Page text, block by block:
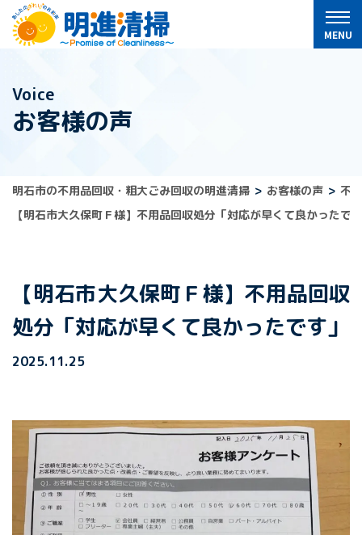
Voice
お客様の声
明石市の不用品回収・粗大ごみ回収の明進清掃 お客様の声
不
【明石市大久保町Ｆ様】不用品回収処分「対応が早くて良かったで
【明石市大久保町Ｆ様】不用品回収
処分「対応が早くて良かったです」
2025.11.25